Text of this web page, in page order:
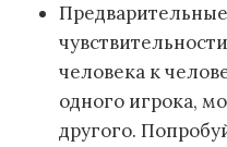
человека к
одного игрока,
другого.